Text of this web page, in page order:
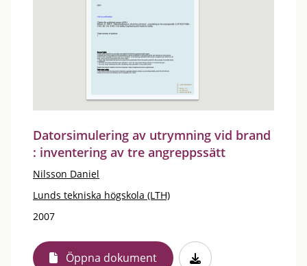
Datorsimulering av utrymning vid brand
: inventering av tre angreppssätt
Nilsson Daniel
Lunds tekniska högskola (LTH)
2007
Öppna dokument